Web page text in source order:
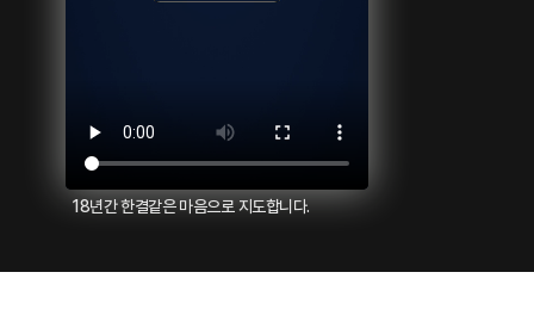
18년간 한결같은 마음으로 지도합니다.